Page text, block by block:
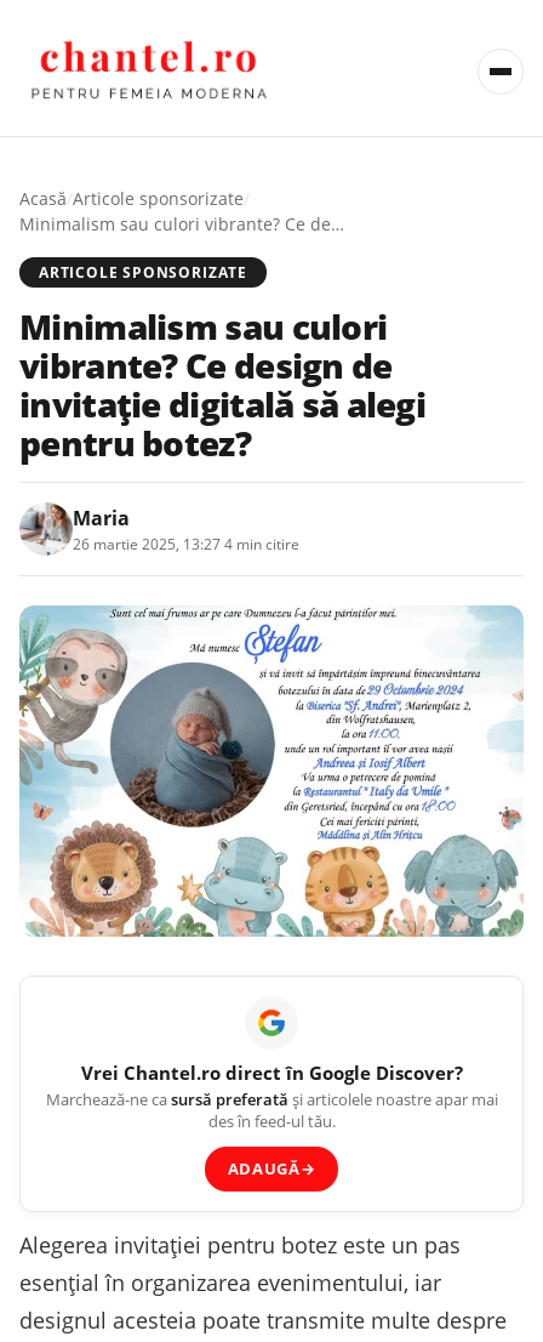
Acasă/Articole sponsorizate/
Minimalism sau culori vibrante? Ce design de invitație digitală să alegi pentru botez?
ARTICOLE SPONSORIZATE
Minimalism sau culori
vibrante? Ce design de
invitație digitală să alegi
pentru botez?
Maria
26 martie 2025, 13:274 min citire
Vrei Chantel.rodirect în Google Discover?
Marchează-ne casursă preferată și articolele noastre apar mai
des în feed-ul tău.
ADAUGĂ→
Alegerea invitației pentru botez este un pas
esențial în organizarea evenimentului, iar
designul acesteia poate transmite multe despre